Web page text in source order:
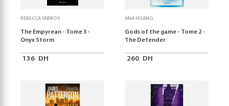
REBECCA YARROS
The Empyrean - Tome 3 -
Onyx Storm
136 DH
ANA HUANG
Gods of the game - Tome 2 -
The Defender
260 DH